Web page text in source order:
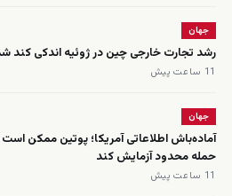
جهان
رشد تجارت خارجی چین در ژوئیه اندکی کند
11 ساعت پیش
جهان
آماده‌باش اطلاعاتی آمریکا؛ پوتین ممکن است
حمله محدود آزمایش کند
11 ساعت پیش